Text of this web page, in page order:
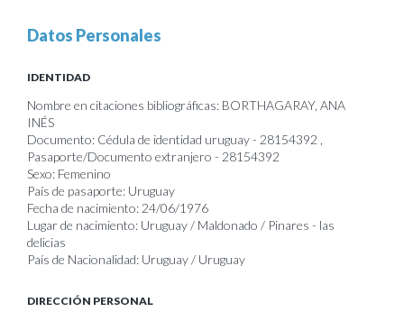
Datos Personales
IDENTIDAD
Nombre en citaciones bibliográficas: BORTHAGARAY, ANA
INÉS
Documento: Cédula de identidad uruguay - 28154392 ,
Pasaporte/Documento extranjero - 28154392
Sexo: Femenino
País de pasaporte: Uruguay
Fecha de nacimiento: 24/06/1976
Lugar de nacimiento: Uruguay / Maldonado / Pinares - las
delicias
País de Nacionalidad: Uruguay / Uruguay
DIRECCIÓN PERSONAL